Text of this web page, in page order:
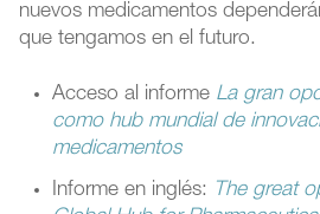
nuevos medicamentos
que tengamos en el futuro.
Acceso al informe La gran
como hub mundial de
medicamentos
Informe en inglés:
The great